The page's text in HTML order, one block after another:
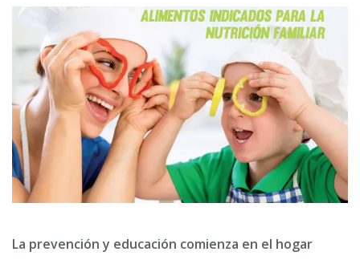
La prevención y educación comienza en el hogar